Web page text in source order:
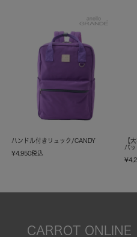
ハンドル付きリュック/CANDY
¥4,950税込
【
バ
¥
CARROT ONLINE